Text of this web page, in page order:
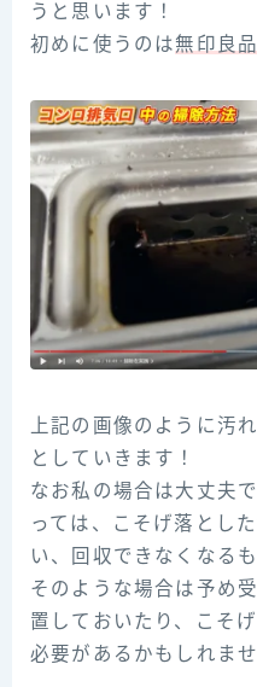
うと思います！
初めに使うのは無印良
上記の画像のように汚
としていきます！
なお私の場合は大丈夫
っては、こそげ落とし
い、回収できなくなる
そのような場合は予め
置しておいたり、こそ
必要があるかもしれま